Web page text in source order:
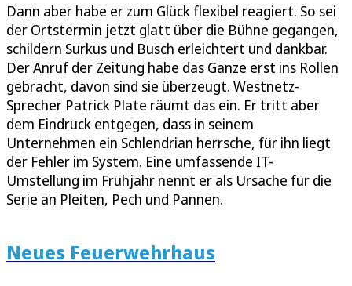
Dann aber habe er zum Glück flexibel reagiert. So sei
der Ortstermin jetzt glatt über die Bühne gegangen,
schildern Surkus und Busch erleichtert und dankbar.
Der Anruf der Zeitung habe das Ganze erst ins Rollen
gebracht, davon sind sie überzeugt. Westnetz-
Sprecher Patrick Plate räumt das ein. Er tritt aber
dem Eindruck entgegen, dass in seinem
Unternehmen ein Schlendrian herrsche, für ihn liegt
der Fehler im System. Eine umfassende IT-
Umstellung im Frühjahr nennt er als Ursache für die
Serie an Pleiten, Pech und Pannen.
Neues Feuerwehrhaus